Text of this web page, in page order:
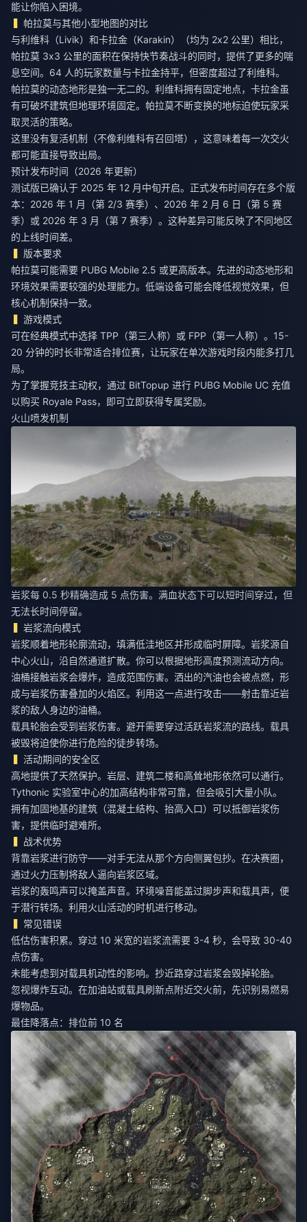
能让你陷入困境。
帕拉莫与其他小型地图的对比
与利维科（Livik）和卡拉金（Karakin）（均为 2x2 公里）相比，
帕拉莫 3x3 公里的面积在保持快节奏战斗的同时，提供了更多的喘
息空间。64 人的玩家数量与卡拉金持平，但密度超过了利维科。
帕拉莫的动态地形是独一无二的。利维科拥有固定地点，卡拉金虽
有可破坏建筑但地理环境固定。帕拉莫不断变换的地标迫使玩家采
取灵活的策略。
这里没有复活机制（不像利维科有召回塔），这意味着每一次交火
都可能直接导致出局。
预计发布时间（2026 年更新）
测试版已确认于 2025 年 12 月中旬开启。正式发布时间存在多个版
本：2026 年 1 月（第 2/3 赛季）、2026 年 2 月 6 日（第 5 赛
季）或 2026 年 3 月（第 7 赛季）。这种差异可能反映了不同地区
的上线时间差。
版本要求
帕拉莫可能需要 PUBG Mobile 2.5 或更高版本。先进的动态地形和
环境效果需要较强的处理能力。低端设备可能会降低视觉效果，但
核心机制保持一致。
游戏模式
可在经典模式中选择 TPP（第三人称）或 FPP（第一人称）。15-
20 分钟的时长非常适合排位赛，让玩家在单次游戏时段内能多打几
局。
为了掌握竞技主动权，通过 BitTopup 进行 PUBG Mobile UC 充值
以购买 Royale Pass，即可立即获得专属奖励。
火山喷发机制
岩浆每 0.5 秒精确造成 5 点伤害。满血状态下可以短时间穿过，但
无法长时间停留。
岩浆流向模式
岩浆顺着地形轮廓流动，填满低洼地区并形成临时屏障。岩浆源自
中心火山，沿自然通道扩散。你可以根据地形高度预测流动方向。
油桶接触岩浆会爆炸，造成范围伤害。洒出的汽油也会被点燃，形
成与岩浆伤害叠加的火焰区。利用这一点进行攻击——射击靠近岩
浆的敌人身边的油桶。
载具轮胎会受到岩浆伤害。避开需要穿过活跃岩浆流的路线。载具
被毁将迫使你进行危险的徒步转场。
活动期间的安全区
高地提供了天然保护。岩层、建筑二楼和高耸地形依然可以通行。
Tythonic 实验室中心的加高结构非常可靠，但会吸引大量小队。
拥有加固地基的建筑（混凝土结构、抬高入口）可以抵御岩浆伤
害，提供临时避难所。
战术优势
背靠岩浆进行防守——对手无法从那个方向侧翼包抄。在决赛圈，
通过火力压制将敌人逼向岩浆区域。
岩浆的轰鸣声可以掩盖声音。环境噪音能盖过脚步声和载具声，便
于潜行转场。利用火山活动的时机进行移动。
常见错误
低估伤害积累。穿过 10 米宽的岩浆流需要 3-4 秒，会导致 30-40
点伤害。
未能考虑到对载具机动性的影响。抄近路穿过岩浆会毁掉轮胎。
忽视爆炸互动。在加油站或载具刷新点附近交火前，先识别易燃易
爆物品。
最佳降落点：排位前 10 名